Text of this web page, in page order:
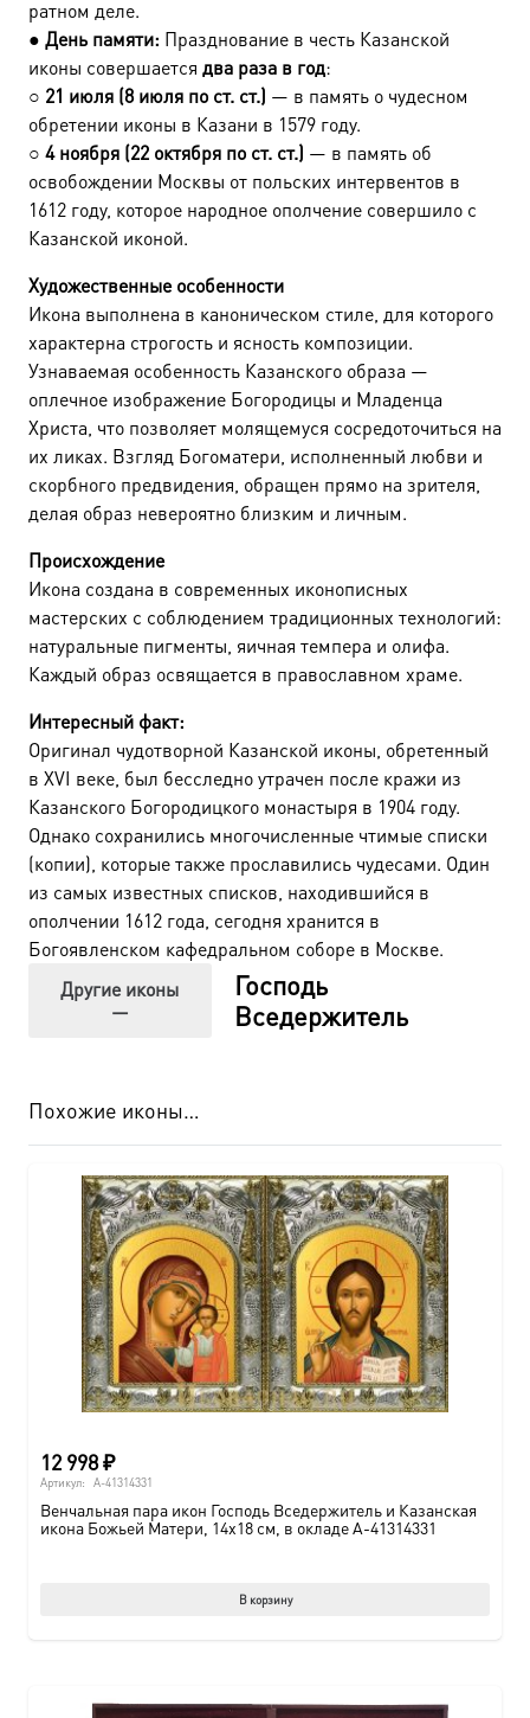
ратном деле.
● День памяти: Празднование в честь Казанской
иконы совершается два раза в год:
○ 21 июля (8 июля по ст. ст.) — в память о чудесном
обретении иконы в Казани в 1579 году.
○ 4 ноября (22 октября по ст. ст.) — в память об
освобождении Москвы от польских интервентов в
1612 году, которое народное ополчение совершило с
Казанской иконой.
Художественные особенности
Икона выполнена в каноническом стиле, для которого
характерна строгость и ясность композиции.
Узнаваемая особенность Казанского образа —
оплечное изображение Богородицы и Младенца
Христа, что позволяет молящемуся сосредоточиться на
их ликах. Взгляд Богоматери, исполненный любви и
скорбного предвидения, обращен прямо на зрителя,
делая образ невероятно близким и личным.
Происхождение
Икона создана в современных иконописных
мастерских с соблюдением традиционных технологий:
натуральные пигменты, яичная темпера и олифа.
Каждый образ освящается в православном храме.
Интересный факт:
Оригинал чудотворной Казанской иконы, обретенный
в XVI веке, был бесследно утрачен после кражи из
Казанского Богородицкого монастыря в 1904 году.
Однако сохранились многочисленные чтимые списки
(копии), которые также прославились чудесами. Один
из самых известных списков, находившийся в
ополчении 1612 года, сегодня хранится в
Богоявленском кафедральном соборе в Москве.
Другие иконы
—
Господь
Вседержитель
Похожие иконы…
12 998₽
Артикул: A-41314331
Венчальная пара икон Господь Вседержитель и Казанская
икона Божьей Матери, 14х18 см, в окладе A-41314331
В корзину